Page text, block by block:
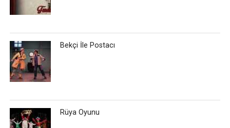
Bekçi İle Postacı
Rüya Oyunu